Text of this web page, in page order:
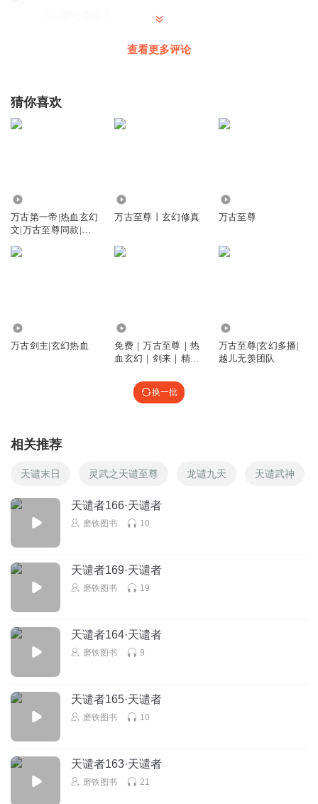
东西都加进来了
11111_5k
把配角整厉害点，抬高猪脚
倚天剑对屠龙刀了
回复 2019-07-06 3
星空_248
嗯
鱼的记忆_2w
天地不仁以万物为刍狗zou不是雏狗，我也是醉了，
回复 2019-09-20
一路奔跑_e5 回复 @ 鱼的记忆_2w
爱看喜剧猫
欢迎收听今天的新闻联播
回复
查看更多评论
猜你喜欢
万古第一帝|热血玄幻
文|万古至尊同款|多
万古至尊丨玄幻修真 万古至尊
万古剑主|玄幻热血
免费｜万古至尊｜热
血玄幻｜剑来｜精品
万古至尊|玄幻多播|
越儿无羡团队
换一批
相关推荐
天谴末日 灵武之天谴至尊 龙谴九天 天谴武神
天谴者166·天谴者
磨铁图书 10
天谴者169·天谴者
磨铁图书 19
天谴者164·天谴者
磨铁图书 9
天谴者165·天谴者
磨铁图书 10
天谴者163·天谴者
磨铁图书 21